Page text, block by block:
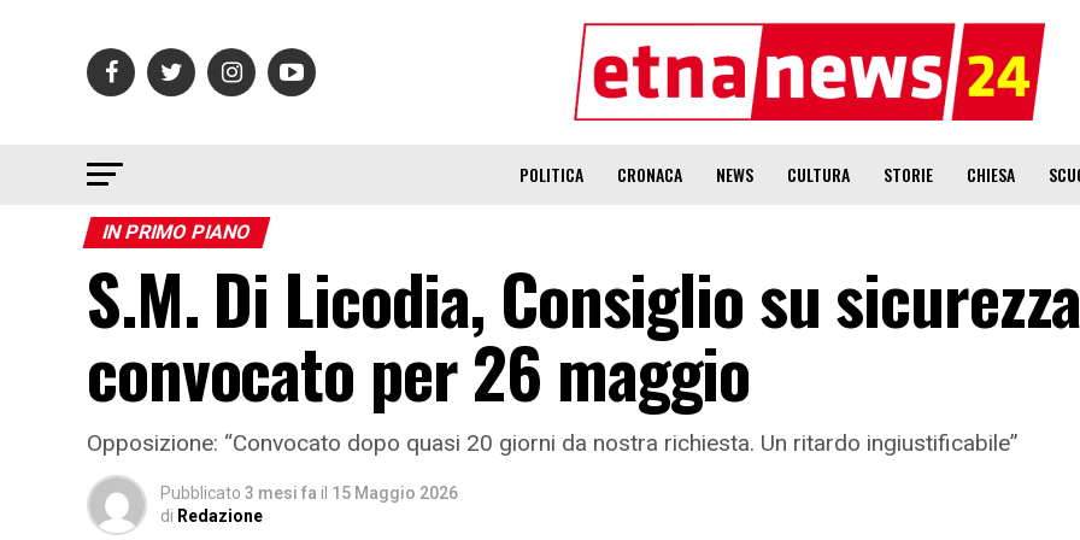
POLITICA CRONACA NEWS CULTURA STORIE CHIESA
IN PRIMO PIANO
S.M. Di Licodia, Consiglio su sicurezza
convocato per 26 maggio
Opposizione: “Convocato dopo quasi 20 giorni da nostra richiesta. Un ritardo ingiustificabile”
Pubblicato 3 mesi fa il 15 Maggio 2026
di Redazione